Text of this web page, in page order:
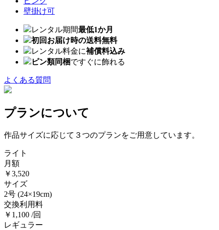
壁掛け可
レンタル期間最低1か月
初回お届け時の送料無料
レンタル料金に補償料込み
ピン類同梱ですぐに飾れる
よくある質問
プランについて
作品サイズに応じて３つのプランをご用意しています。
ライト
月額
￥3,520
サイズ
2号 (24×19cm)
交換利用料
￥1,100 /回
レギュラー